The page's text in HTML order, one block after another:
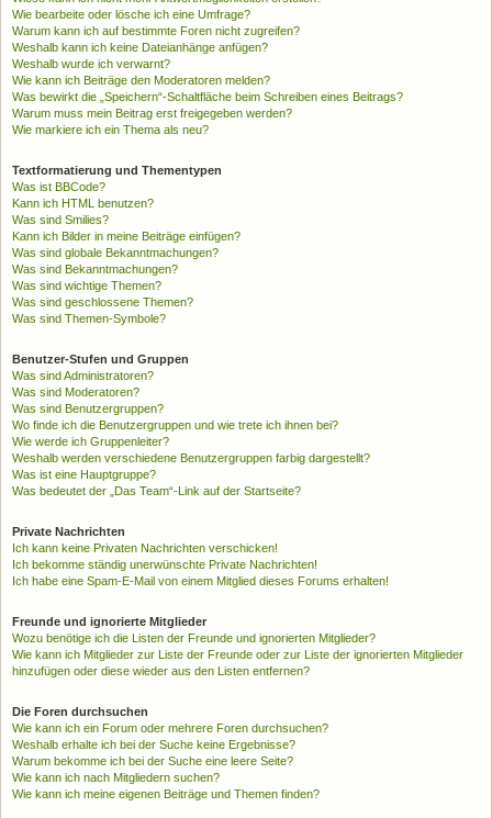
Wie bearbeite oder lösche ich eine Umfrage?
Warum kann ich auf bestimmte Foren nicht zugreifen?
Weshalb kann ich keine Dateianhänge anfügen?
Weshalb wurde ich verwarnt?
Wie kann ich Beiträge den Moderatoren melden?
Was bewirkt die „Speichern“-Schaltfläche beim Schreiben eines Beitrags?
Warum muss mein Beitrag erst freigegeben werden?
Wie markiere ich ein Thema als neu?
Textformatierung und Thementypen
Was ist BBCode?
Kann ich HTML benutzen?
Was sind Smilies?
Kann ich Bilder in meine Beiträge einfügen?
Was sind globale Bekanntmachungen?
Was sind Bekanntmachungen?
Was sind wichtige Themen?
Was sind geschlossene Themen?
Was sind Themen-Symbole?
Benutzer-Stufen und Gruppen
Was sind Administratoren?
Was sind Moderatoren?
Was sind Benutzergruppen?
Wo finde ich die Benutzergruppen und wie trete ich ihnen bei?
Wie werde ich Gruppenleiter?
Weshalb werden verschiedene Benutzergruppen farbig dargestellt?
Was ist eine Hauptgruppe?
Was bedeutet der „Das Team“-Link auf der Startseite?
Private Nachrichten
Ich kann keine Privaten Nachrichten verschicken!
Ich bekomme ständig unerwünschte Private Nachrichten!
Ich habe eine Spam-E-Mail von einem Mitglied dieses Forums erhalten!
Freunde und ignorierte Mitglieder
Wozu benötige ich die Listen der Freunde und ignorierten Mitglieder?
Wie kann ich Mitglieder zur Liste der Freunde oder zur Liste der ignorierten Mitglieder
hinzufügen oder diese wieder aus den Listen entfernen?
Die Foren durchsuchen
Wie kann ich ein Forum oder mehrere Foren durchsuchen?
Weshalb erhalte ich bei der Suche keine Ergebnisse?
Warum bekomme ich bei der Suche eine leere Seite?
Wie kann ich nach Mitgliedern suchen?
Wie kann ich meine eigenen Beiträge und Themen finden?